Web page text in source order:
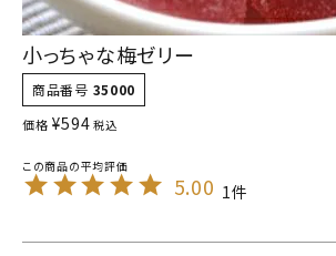
小っちゃな梅ゼリー
商品番号 35000
価格 ¥594 税込
5.00 1